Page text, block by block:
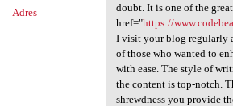
Adres
doubt. It is one of the
href="https://
I visit your blog regularly
of those who wanted to
with ease. The style of
the content is top-notch.
shrewdness you provide